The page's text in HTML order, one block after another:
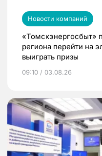
Новости компаний
«Томскэнергосбыт»
региона перейти на
выиграть призы
09:10 / 03.08.26